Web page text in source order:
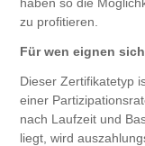
zu profitieren.
Für wen eignen
Dieser Zertifikatetyp
einer
nach Laufzeit und
liegt, wird